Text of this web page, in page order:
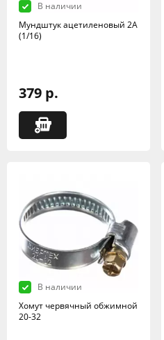
В наличии
Мундштук ацетиленовый 2А
(1/16)
379 р.
В наличии
Хомут червячный обжимной
20-32